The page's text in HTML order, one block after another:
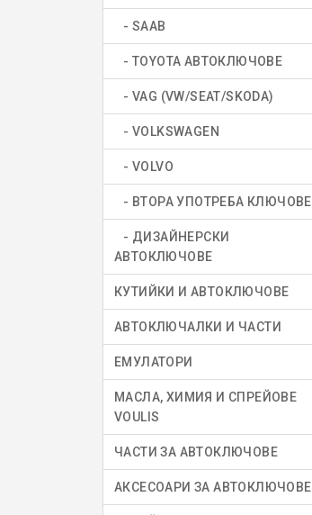
- SAAB
- TOYOTA АВТОКЛЮЧОВЕ
- VAG (VW/SEAT/SKODA)
- VOLKSWAGEN
- VOLVO
- ВТОРА УПОТРЕБА КЛЮЧОВЕ
- ДИЗАЙНЕРСКИ
АВТОКЛЮЧОВЕ
КУТИЙКИ И АВТОКЛЮЧОВЕ
АВТОКЛЮЧАЛКИ И ЧАСТИ
ЕМУЛАТОРИ
МАСЛА, ХИМИЯ И СПРЕЙОВЕ
VOULIS
ЧАСТИ ЗА АВТОКЛЮЧОВЕ
АКСЕСОАРИ ЗА АВТОКЛЮЧОВЕ